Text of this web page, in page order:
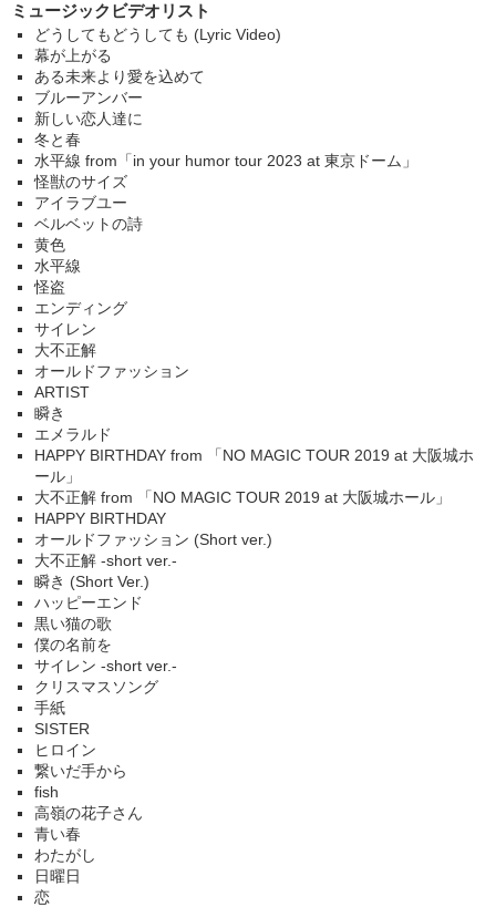
ミュージックビデオリスト
どうしてもどうしても (Lyric Video)
幕が上がる
ある未来より愛を込めて
ブルーアンバー
新しい恋人達に
冬と春
水平線 from「in your humor tour 2023 at 東京ドーム」
怪獣のサイズ
アイラブユー
ベルベットの詩
黄色
水平線
怪盗
エンディング
サイレン
大不正解
オールドファッション
ARTIST
瞬き
エメラルド
HAPPY BIRTHDAY from 「NO MAGIC TOUR 2019 at 大阪城ホ
ール」
大不正解 from 「NO MAGIC TOUR 2019 at 大阪城ホール」
HAPPY BIRTHDAY
オールドファッション (Short ver.)
大不正解 -short ver.-
瞬き (Short Ver.)
ハッピーエンド
黒い猫の歌
僕の名前を
サイレン -short ver.-
クリスマスソング
手紙
SISTER
ヒロイン
繋いだ手から
fish
高嶺の花子さん
青い春
わたがし
日曜日
恋